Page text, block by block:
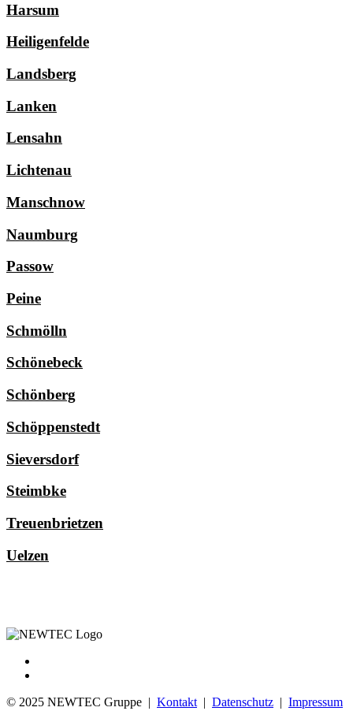
Harsum
Heiligenfelde
Landsberg
Lanken
Lensahn
Lichtenau
Manschnow
Naumburg
Passow
Peine
Schmölln
Schönebeck
Schönberg
Schöppenstedt
Sieversdorf
Steimbke
Treuenbrietzen
Uelzen
© 2025 NEWTEC Gruppe | Kontakt | Datenschutz | Impressum